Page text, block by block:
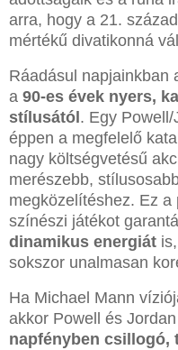
arra, hogy a 21.
mértékű divatikonná
Ráadásul napjainkban
a 90-es évek nyers,
stílusától. Egy
éppen a megfelelő
nagy költségvetésű
merészebb,
megközelítéshez. Ez
színészi játékot
dinamikus energiát
sokszor unalmasan
Ha Michael Mann
akkor Powell és
napfényben csillogó,